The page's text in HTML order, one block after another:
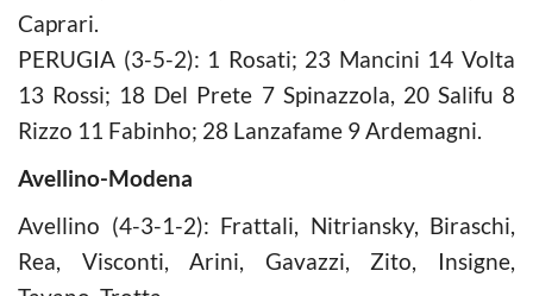
Caprari.
PERUGIA (3-5-2): 1 Rosati; 23 Mancini 14 Volta
13 Rossi; 18 Del Prete 7 Spinazzola, 20 Salifu 8
Rizzo 11 Fabinho; 28 Lanzafame 9 Ardemagni.
Avellino-Modena
Avellino (4-3-1-2): Frattali, Nitriansky, Biraschi,
Rea, Visconti, Arini, Gavazzi, Zito, Insigne,